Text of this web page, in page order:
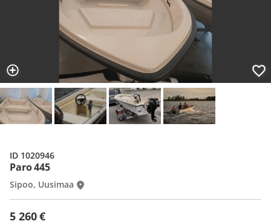
Paro 445
5 260 €
Sipoo, Uusimaa
ID 1020946